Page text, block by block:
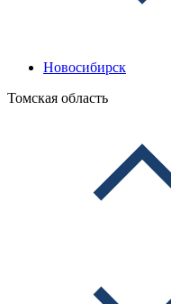
Новосибирск
Томская область